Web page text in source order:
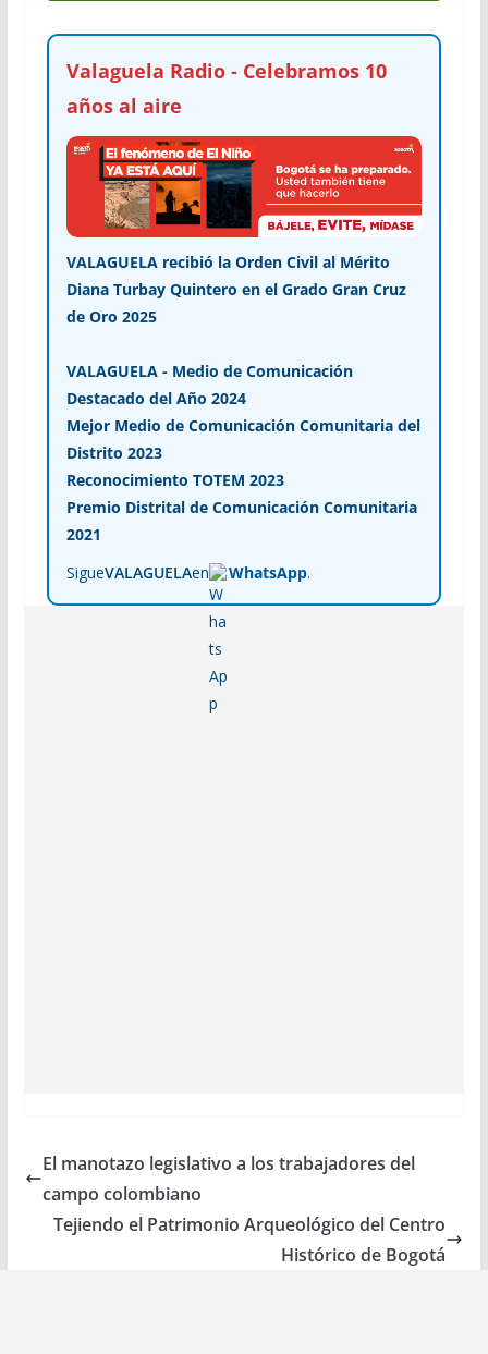
Valaguela Radio - Celebramos 10
años al aire
VALAGUELA recibió la Orden Civil al Mérito
Diana Turbay Quintero en el Grado Gran Cruz
de Oro 2025
VALAGUELA - Medio de Comunicación
Destacado del Año 2024
Mejor Medio de Comunicación Comunitaria del
Distrito 2023
Reconocimiento TOTEM 2023
Premio Distrital de Comunicación Comunitaria
2021
SigueVALAGUELAen WhatsApp.
El manotazo legislativo a los trabajadores del
campo colombiano
Tejiendo el Patrimonio Arqueológico del Centro
Histórico de Bogotá